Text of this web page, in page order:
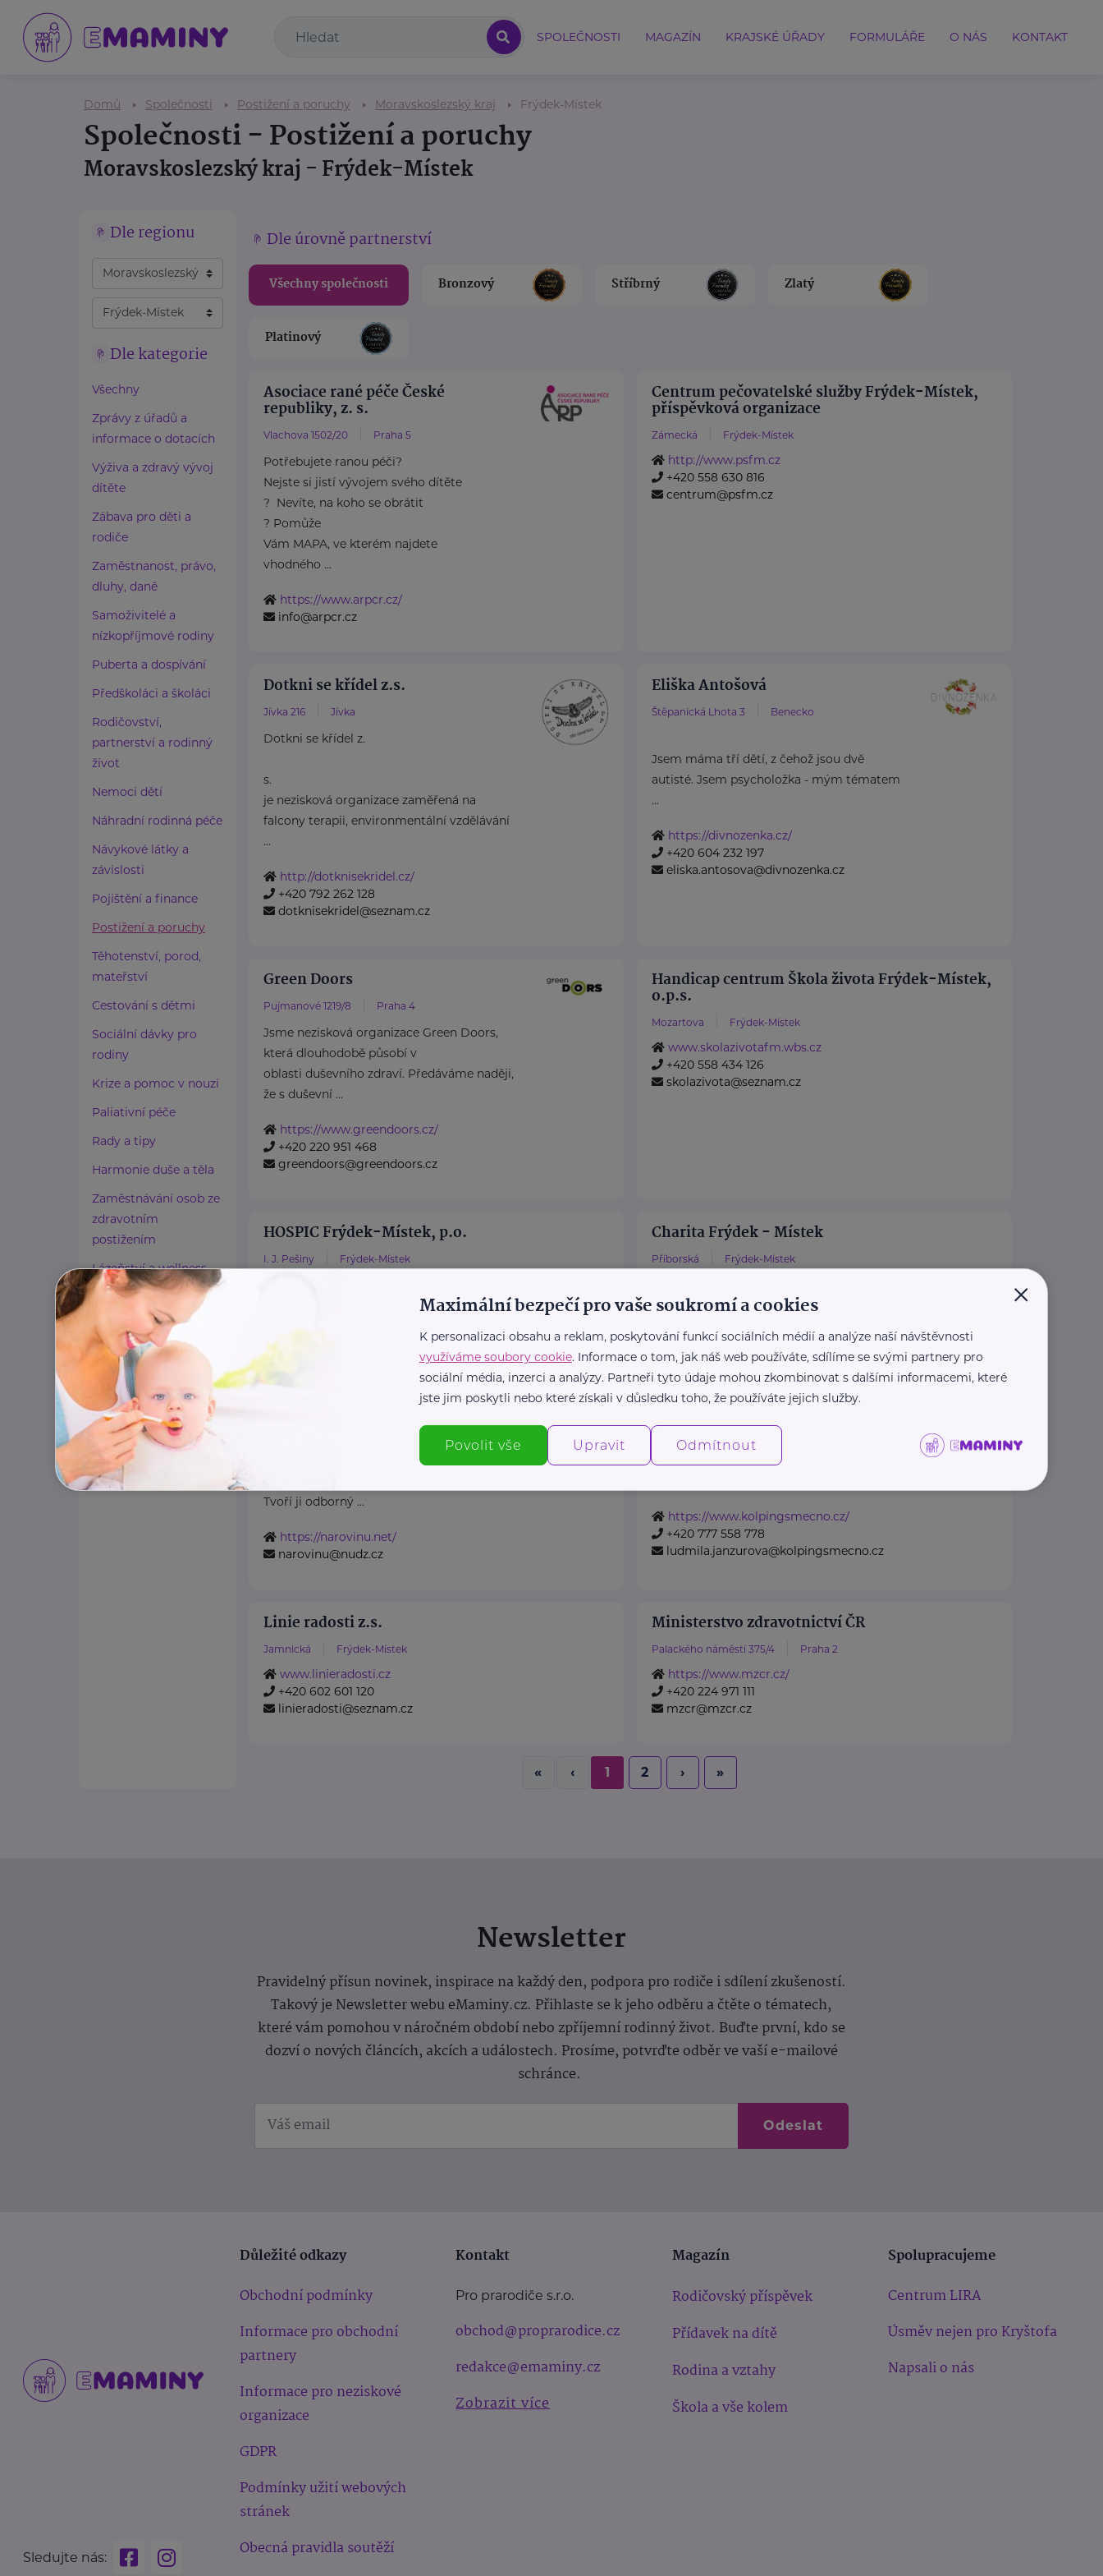
SPOLEČNOSTI MAGAZÍN KRAJSKÉ ÚŘADY FORMULÁŘE O NÁS KONTAKT
Domů Společnosti Postižení a poruchy Moravskoslezský kraj Frýdek-Místek
Společnosti - Postižení a poruchy
Moravskoslezský kraj - Frýdek-Místek
Dle regionu
Dle kategorie
Všechny
Zprávy z úřadů a
informace o dotacích
Výživa a zdravý vývoj
dítěte
Zábava pro děti a
rodiče
Zaměstnanost, právo,
dluhy, daně
Samoživitelé a
nízkopříjmové rodiny
Puberta a dospívání
Předškoláci a školáci
Rodičovství,
partnerství a rodinný
život
Nemoci dětí
Náhradní rodinná péče
Návykové látky a
závislosti
Pojištění a finance
Postižení a poruchy
Těhotenství, porod,
mateřství
Cestování s dětmi
Sociální dávky pro
rodiny
Krize a pomoc v nouzi
Paliativní péče
Rady a tipy
Harmonie duše a těla
Zaměstnávání osob ze
zdravotním
postižením
Lázeňství a wellness
Zdravé spaní a sezení
Zdravé obutí
Zdravotnické potřeby
Cestování
Propojování generací
Dle úrovně partnerství
Všechny společnosti Bronzový Stříbrný Zlatý
Platinový
Asociace rané péče České
republiky, z. s.
Vlachova 1502/20 Praha 5
Potřebujete ranou péči?
Nejste si jistí vývojem svého dítěte
? Nevíte, na koho se obrátit
? Pomůže
Vám MAPA, ve kterém najdete
vhodného ...
https://www.arpcr.cz/
info@arpcr.cz
Centrum pečovatelské služby Frýdek-Místek,
příspěvková organizace
Zámecká Frýdek-Místek
http://www.psfm.cz
+420 558 630 816
centrum@psfm.cz
Dotkni se křídel z.s.
Jívka 216 Jívka
Dotkni se křídel z.
s.
je nezisková organizace zaměřená na
falcony terapii, environmentální vzdělávání
...
http://dotknisekridel.cz/
+420 792 262 128
dotknisekridel@seznam.cz
Eliška Antošová
Štěpanická Lhota 3 Benecko
Jsem máma tří dětí, z čehož jsou dvě
autisté. Jsem psycholožka - mým tématem
...
https://divnozenka.cz/
+420 604 232 197
eliska.antosova@divnozenka.cz
Green Doors
Pujmanové 1219/8 Praha 4
Jsme nezisková organizace Green Doors,
která dlouhodobě působí v
oblasti duševního zdraví. Předáváme naději,
že s duševní ...
https://www.greendoors.cz/
+420 220 951 468
greendoors@greendoors.cz
Handicap centrum Škola života Frýdek-Místek,
o.p.s.
Mozartova Frýdek-Místek
www.skolazivotafm.wbs.cz
+420 558 434 126
skolazivota@seznam.cz
HOSPIC Frýdek-Místek, p.o.
I. J. Pešiny Frýdek-Místek
Charita Frýdek - Místek
Příborská Frýdek-Místek
+420 731 688 521
Iniciativa NA ROVINU
Iniciativa Na rovinu působí v rámci
Výzkumného programu Veřejné duševní
Tvoří ji odborný ...
https://narovinu.net/
narovinu@nudz.cz
Kolpingova rodina Smečno
Jsme nestátní nezisková organizace
, která se již více než 25 let zaměřuje na
https://www.kolpingsmecno.cz/
+420 777 558 778
ludmila.janzurova@kolpingsmecno.cz
Linie radosti z.s.
Jamnická Frýdek-Místek
www.linieradosti.cz
+420 602 601 120
linieradosti@seznam.cz
Ministerstvo zdravotnictví ČR
Palackého náměstí 375/4 Praha 2
https://www.mzcr.cz/
+420 224 971 111
mzcr@mzcr.cz
« ‹ 1 2 › »
Newsletter
Pravidelný přísun novinek, inspirace na každý den, podpora pro rodiče i sdílení zkušeností.
Takový je Newsletter webu eMaminy.cz. Přihlaste se k jeho odběru a čtěte o tématech,
které vám pomohou v náročném období nebo zpříjemní rodinný život. Buďte první, kdo se
dozví o nových článcích, akcích a událostech. Prosíme, potvrďte odběr ve vaší e-mailové
schránce.
Odeslat
Sledujte nás:
Důležité odkazy
Obchodní podmínky
Informace pro obchodní
partnery
Informace pro neziskové
organizace
GDPR
Podmínky užití webových
stránek
Obecná pravidla soutěží
Kontakt
Pro prarodiče s.r.o.
obchod@proprarodice.cz
redakce@emaminy.cz
Zobrazit více
Magazín
Rodičovský příspěvek
Přídavek na dítě
Rodina a vztahy
Škola a vše kolem
Spolupracujeme
Centrum LIRA
Úsměv nejen pro Kryštofa
Napsali o nás
×
Maximální bezpečí pro vaše soukromí a cookies
K personalizaci obsahu a reklam, poskytování funkcí sociálních médií a analýze naší návštěvnosti
využíváme soubory cookie. Informace o tom, jak náš web používáte, sdílíme se svými partnery pro
sociální média, inzerci a analýzy. Partneři tyto údaje mohou zkombinovat s dalšími informacemi, které
jste jim poskytli nebo které získali v důsledku toho, že používáte jejich služby.
Povolit vše Upravit Odmítnout